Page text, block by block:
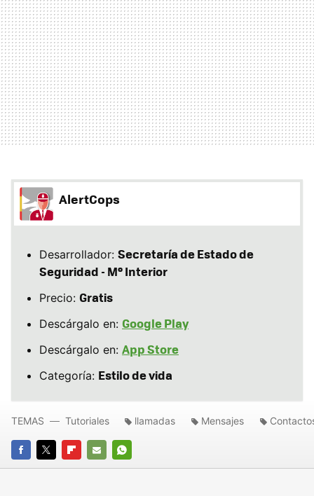
AlertCops
Desarrollador: Secretaría de Estado de
Seguridad - Mº Interior
Precio: Gratis
Descárgalo en: Google Play
Descárgalo en: App Store
Categoría: Estilo de vida
FACEBOOK
TWITTERFLIPBOARD
E-
WHATSAPP
TEMAS Tutoriales llamadas Mensajes